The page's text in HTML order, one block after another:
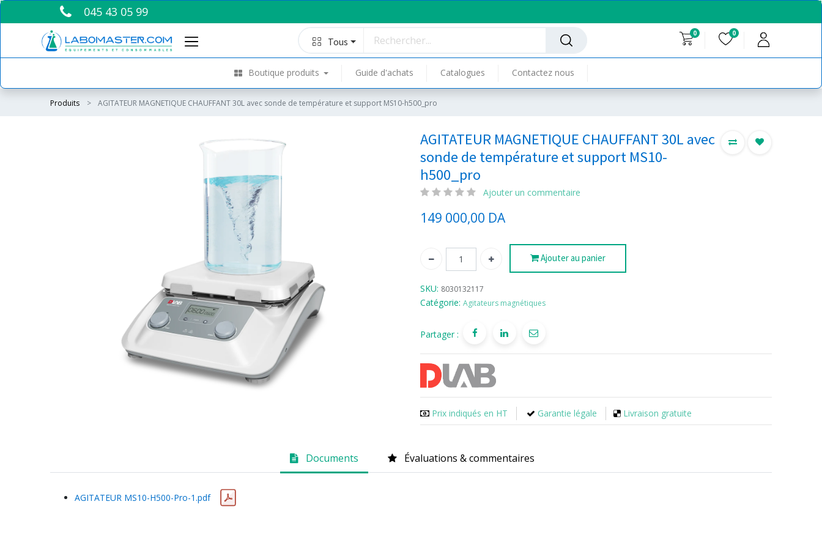
045 43 05 99
Tous
0 0
Boutique produits Guide d'achats Catalogues Contactez nous
Produits AGITATEUR MAGNETIQUE CHAUFFANT 30L avec sonde de température et support MS10-h500_pro
AGITATEUR MAGNETIQUE CHAUFFANT 30L avec
sonde de température et support MS10-
h500_pro
Ajouter un commentaire
149 000,00 DA
Ajouter au panier
SKU: 8030132117
Catégorie: Agitateurs magnétiques
Partager :
Prix indiqués en HT Garantie légale Livraison gratuite
Documents Évaluations & commentaires
AGITATEUR MS10-H500-Pro-1.pdf